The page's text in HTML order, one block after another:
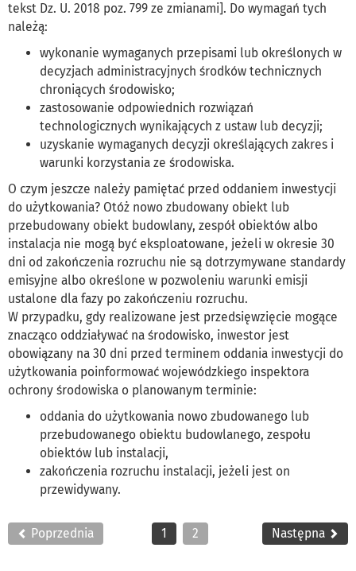
tekst Dz. U. 2018 poz. 799 ze zmianami]. Do wymagań tych
należą:
wykonanie wymaganych przepisami lub określonych w
decyzjach administracyjnych środków technicznych
chroniących środowisko;
zastosowanie odpowiednich rozwiązań
technologicznych wynikających z ustaw lub decyzji;
uzyskanie wymaganych decyzji określających zakres i
warunki korzystania ze środowiska.
O czym jeszcze należy pamiętać przed oddaniem inwestycji
do użytkowania? Otóż nowo zbudowany obiekt lub
przebudowany obiekt budowlany, zespół obiektów albo
instalacja nie mogą być eksploatowane, jeżeli w okresie 30
dni od zakończenia rozruchu nie są dotrzymywane standardy
emisyjne albo określone w pozwoleniu warunki emisji
ustalone dla fazy po zakończeniu rozruchu.
W przypadku, gdy realizowane jest przedsięwzięcie mogące
znacząco oddziaływać na środowisko, inwestor jest
obowiązany na 30 dni przed terminem oddania inwestycji do
użytkowania poinformować wojewódzkiego inspektora
ochrony środowiska o planowanym terminie:
oddania do użytkowania nowo zbudowanego lub
przebudowanego obiektu budowlanego, zespołu
obiektów lub instalacji,
zakończenia rozruchu instalacji, jeżeli jest on
przewidywany.
Poprzednia 1 2 Następna